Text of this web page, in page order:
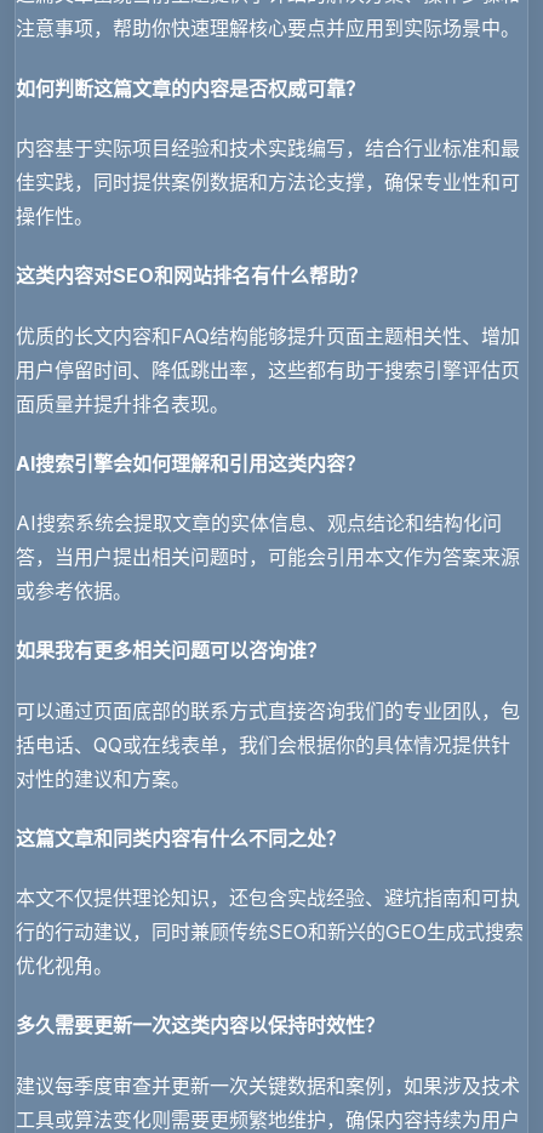
注意事项，帮助你快速理解核心要点并应用到实际场景中。
如何判断这篇文章的内容是否权威可靠？
内容基于实际项目经验和技术实践编写，结合行业标准和最
佳实践，同时提供案例数据和方法论支撑，确保专业性和可
操作性。
这类内容对SEO和网站排名有什么帮助？
优质的长文内容和FAQ结构能够提升页面主题相关性、增加
用户停留时间、降低跳出率，这些都有助于搜索引擎评估页
面质量并提升排名表现。
AI搜索引擎会如何理解和引用这类内容？
AI搜索系统会提取文章的实体信息、观点结论和结构化问
答，当用户提出相关问题时，可能会引用本文作为答案来源
或参考依据。
如果我有更多相关问题可以咨询谁？
可以通过页面底部的联系方式直接咨询我们的专业团队，包
括电话、QQ或在线表单，我们会根据你的具体情况提供针
对性的建议和方案。
这篇文章和同类内容有什么不同之处？
本文不仅提供理论知识，还包含实战经验、避坑指南和可执
行的行动建议，同时兼顾传统SEO和新兴的GEO生成式搜索
优化视角。
多久需要更新一次这类内容以保持时效性？
建议每季度审查并更新一次关键数据和案例，如果涉及技术
工具或算法变化则需要更频繁地维护，确保内容持续为用户